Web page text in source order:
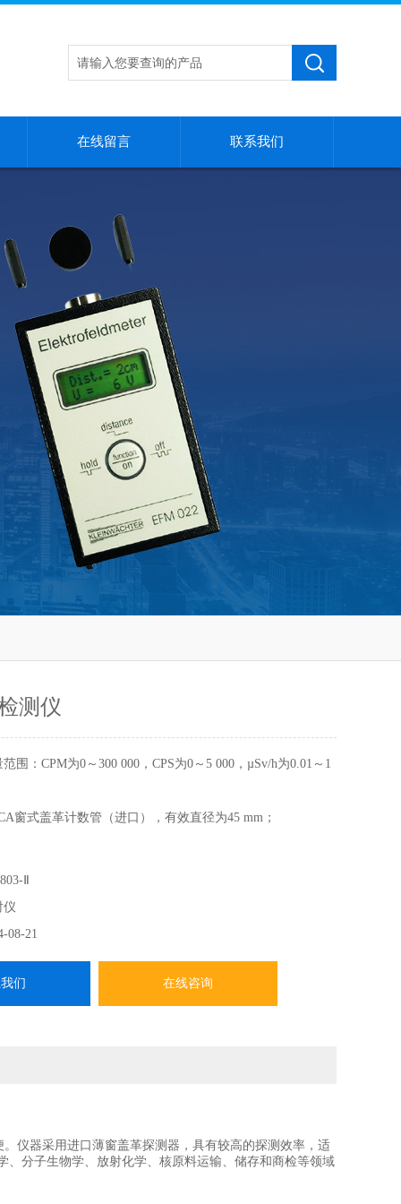
在线留言 联系我们
测仪
围：CPM为0～300 000，CPS为0～5 000，µSv/h为0.01～1
式盖革计数管（进口），有效直径为45 mm；
Ⅱ
仪
08-21
们 在线咨询
器采用进口薄窗盖革探测器，具有较高的探测效率，适
、分子生物学、放射化学、核原料运输、储存和商检等领域